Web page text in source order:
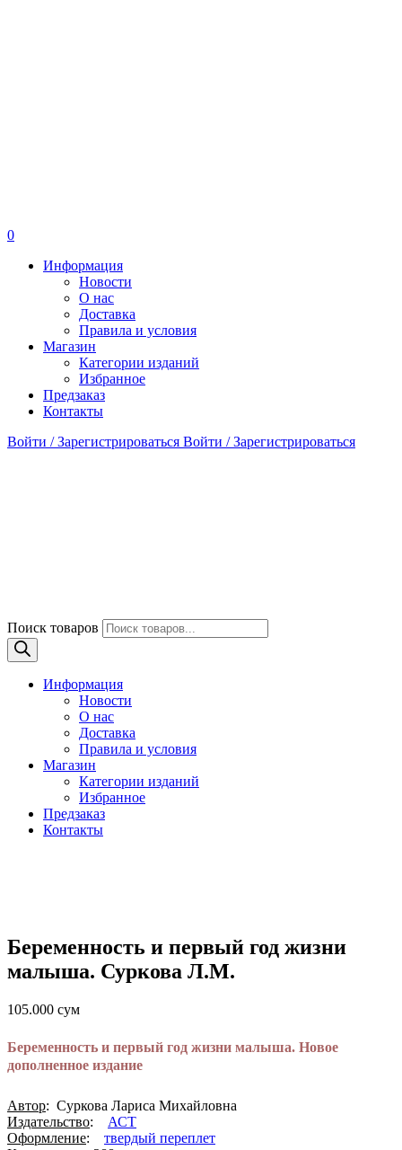
0
Информация
Новости
О нас
Доставка
Правила и условия
Магазин
Категории изданий
Избранное
Предзаказ
Контакты
Войти / Зарегистрироваться Войти / Зарегистрироваться
Поиск товаров
Информация
Новости
О нас
Доставка
Правила и условия
Магазин
Категории изданий
Избранное
Предзаказ
Контакты
Беременность и первый год жизни
малыша. Суркова Л.М.
105.000 сум
Беременность и первый год жизни малыша. Новое
дополненное издание
Автор: Суркова Лариса Михайловна
Издательство: АСТ
Оформление: твердый переплет